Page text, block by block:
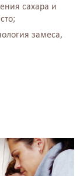
сахара и
замеса,